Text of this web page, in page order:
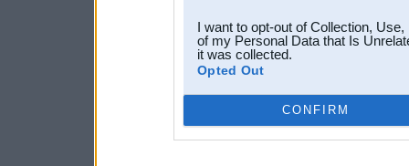
I want to opt-out of Collection,
of my Personal Data that Is
it was collected.
Opted Out
CONFIRM